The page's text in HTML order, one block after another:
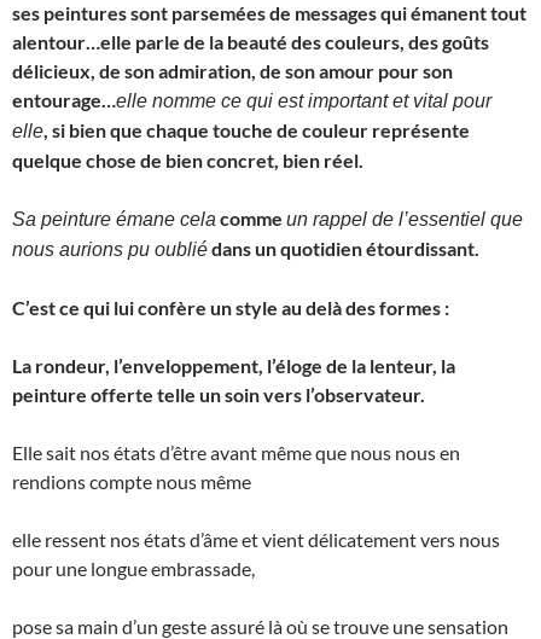
ses peintures sont parsemées de messages qui émanent tout
alentour…elle parle de la beauté des couleurs, des goûts
délicieux, de son admiration, de son amour pour son
entourage…elle nomme ce qui est important et vital pour
elle, si bien que chaque touche de couleur représente
quelque chose de bien concret, bien réel.
Sa peinture émane cela comme un rappel de l’essentiel que
nous aurions pu oubliédans un quotidien étourdissant.
C’est ce qui lui confère un style au delà des formes :
La rondeur, l’enveloppement, l’éloge de la lenteur, la
peinture offerte telle un soin vers l’observateur.
Elle sait nos états d’être avant même que nous nous en
rendions compte nous même
elle ressent nos états d’âme et vient délicatement vers nous
pour une longue embrassade,
pose sa main d’un geste assuré là où se trouve une sensation